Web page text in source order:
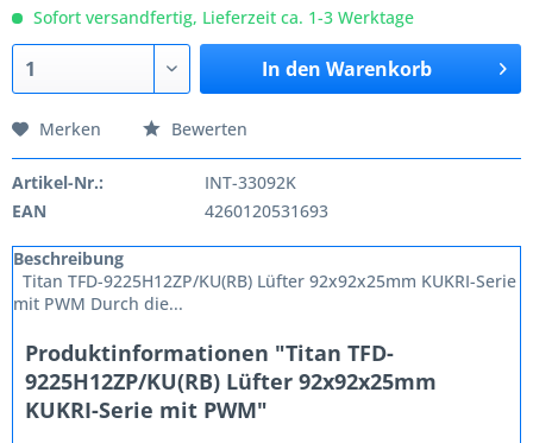
Sofort versandfertig, Lieferzeit ca. 1-3 Werktage
In den Warenkorb
Merken Bewerten
Artikel-Nr.:
INT-33092K
EAN
4260120531693
Beschreibung
Titan TFD-9225H12ZP/KU(RB) Lüfter 92x92x25mm KUKRI-Serie
mit PWM Durch die...
Produktinformationen "Titan TFD-
9225H12ZP/KU(RB) Lüfter 92x92x25mm
KUKRI-Serie mit PWM"